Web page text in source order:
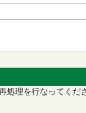
処理を行なってくだ